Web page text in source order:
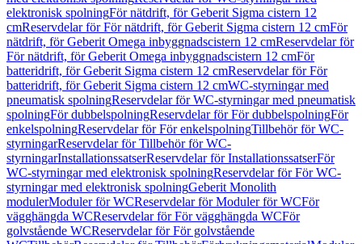
elektronisk spolningFör nätdrift, för Geberit Sigma cistern 12
cmReservdelar för För nätdrift, för Geberit Sigma cistern 12 cmFör
nätdrift, för Geberit Omega inbyggnadscistern 12 cmReservdelar för
För nätdrift, för Geberit Omega inbyggnadscistern 12 cmFör
batteridrift, för Geberit Sigma cistern 12 cmReservdelar för För
batteridrift, för Geberit Sigma cistern 12 cmWC-styrningar med
pneumatisk spolningReservdelar för WC-styrningar med pneumatisk
spolningFör dubbelspolningReservdelar för För dubbelspolningFör
enkelspolningReservdelar för För enkelspolningTillbehör för WC-
styrningarReservdelar för Tillbehör för WC-
styrningarInstallationssatserReservdelar för InstallationssatserFör
WC-styrningar med elektronisk spolningReservdelar för För WC-
styrningar med elektronisk spolningGeberit Monolith
modulerModuler för WCReservdelar för Moduler för WCFör
vägghängda WCReservdelar för För vägghängda WCFör
golvstående WCReservdelar för För golvstående